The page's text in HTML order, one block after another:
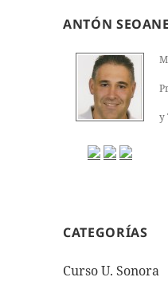
ANTÓN
y
CATEGORÍAS
Curso U. Sonora